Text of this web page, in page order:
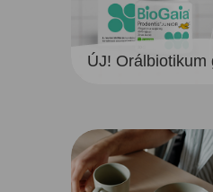
ÚJ! Orálbiotikum